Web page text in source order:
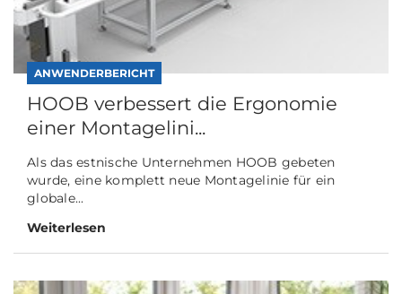
ANWENDERBERICHT
HOOB verbessert die Ergonomie
einer Montagelini...
Als das estnische Unternehmen HOOB gebeten
wurde, eine komplett neue Montagelinie für ein
globale...
Weiterlesen